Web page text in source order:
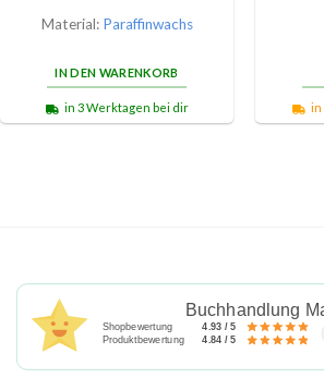
von 5
Material: Paraffinwachs
IN DEN WARENKORB
in 3 Werktagen bei dir in
Buchhandlung
Shopbewertung 4.93 / 5
Produktbewertung 4.84 / 5